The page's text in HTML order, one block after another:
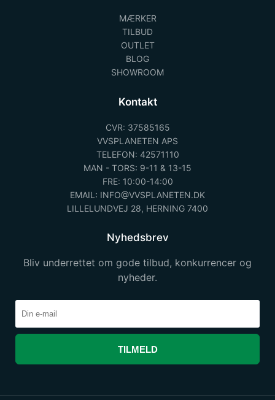
MÆRKER
TILBUD
OUTLET
BLOG
SHOWROOM
Kontakt
CVR: 37585165
VVSPLANETEN APS
TELEFON: 42571110
MAN - TORS: 9-11 & 13-15
FRE: 10:00-14:00
EMAIL: INFO@VVSPLANETEN.DK
LILLELUNDVEJ 28, HERNING 7400
Nyhedsbrev
Bliv underrettet om gode tilbud, konkurrencer og
nyheder.
TILMELD